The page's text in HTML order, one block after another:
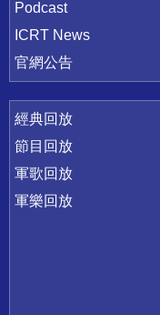
Podcast
ICRT News
官網公告
經典回放
節目回放
軍歌回放
軍樂回放